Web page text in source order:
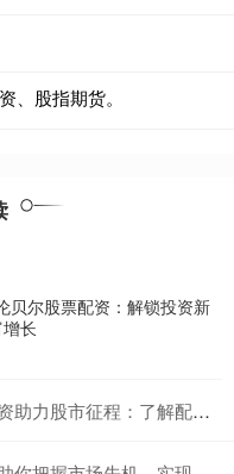
、股指期货。
贝尔股票配资：解锁投资新
长
：了解配资类型，把握投资机遇